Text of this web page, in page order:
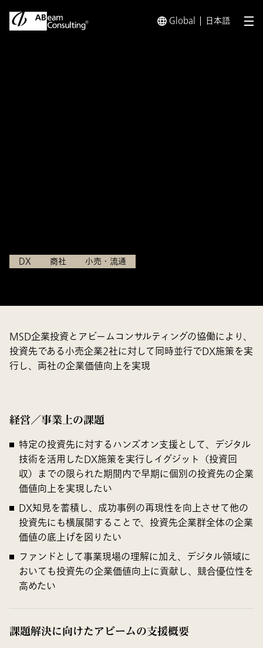
Global 日本語 メ
DX 商社 小売・流通
MSD企業投資とアビームコンサルティングの協働により、
投資先である小売企業2社に対して同時並行でDX施策を実
行し、両社の企業価値向上を実現
経営／事業上の課題
特定の投資先に対するハンズオン支援として、デジタル
技術を活用したDX施策を実行しイグジット（投資回
収）までの限られた期間内で早期に個別の投資先の企業
価値向上を実現したい
DX知見を蓄積し、成功事例の再現性を向上させて他の
投資先にも横展開することで、投資先企業群全体の企業
価値の底上げを図りたい
ファンドとして事業現場の理解に加え、デジタル領域に
おいても投資先の企業価値向上に貢献し、競合優位性を
高めたい
課題解決に向けたアビームの支援概要